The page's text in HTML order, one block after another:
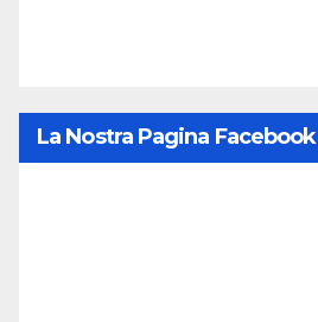
La Nostra Pagina Facebook